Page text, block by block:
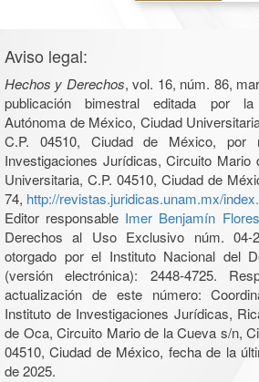
Aviso legal:
Hechos y Derechos, vol. 16, núm. 86,
publicación bimestral editada por la
Autónoma de México, Ciudad
C.P. 04510, Ciudad de México, por
Investigaciones Jurídicas, Circuito
Universitaria, C.P. 04510, Ciudad de
74, http://revistas.juridicas.unam.mx/
Editor responsable Imer Benjamín
Derechos al Uso Exclusivo núm. 04-
otorgado por el Instituto Nacional del
(versión electrónica): 2448-4725.
actualización de este número:
Instituto de Investigaciones Jurídicas,
de Oca, Circuito Mario de la Cueva s/n,
04510, Ciudad de México, fecha de la
de 2025.